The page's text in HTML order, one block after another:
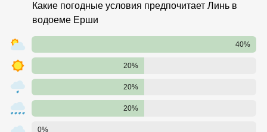
Какие погодные условия предпочитает Линь в
водоеме Ерши
40%
20%
20%
20%
0%